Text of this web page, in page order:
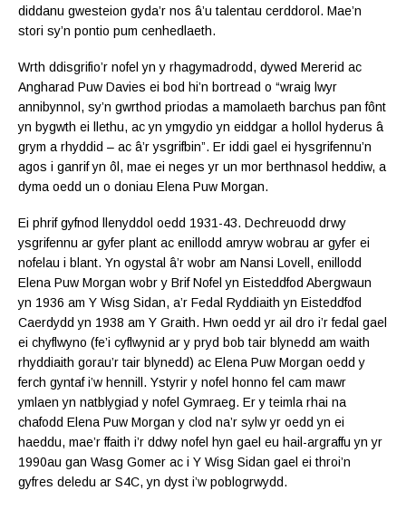
diddanu gwesteion gyda’r nos â’u talentau cerddorol. Mae’n
stori sy’n pontio pum cenhedlaeth.
Wrth ddisgrifio’r nofel yn y rhagymadrodd, dywed Mererid ac
Angharad Puw Davies ei bod hi’n bortread o “wraig lwyr
annibynnol, sy’n gwrthod priodas a mamolaeth barchus pan fônt
yn bygwth ei llethu, ac yn ymgydio yn eiddgar a hollol hyderus â
grym a rhyddid – ac â’r ysgrifbin”. Er iddi gael ei hysgrifennu’n
agos i ganrif yn ôl, mae ei neges yr un mor berthnasol heddiw, a
dyma oedd un o doniau Elena Puw Morgan.
Ei phrif gyfnod llenyddol oedd 1931-43. Dechreuodd drwy
ysgrifennu ar gyfer plant ac enillodd amryw wobrau ar gyfer ei
nofelau i blant. Yn ogystal â’r wobr am Nansi Lovell, enillodd
Elena Puw Morgan wobr y Brif Nofel yn Eisteddfod Abergwaun
yn 1936 am Y Wisg Sidan, a’r Fedal Ryddiaith yn Eisteddfod
Caerdydd yn 1938 am Y Graith. Hwn oedd yr ail dro i’r fedal gael
ei chyflwyno (fe’i cyflwynid ar y pryd bob tair blynedd am waith
rhyddiaith gorau’r tair blynedd) ac Elena Puw Morgan oedd y
ferch gyntaf i’w hennill. Ystyrir y nofel honno fel cam mawr
ymlaen yn natblygiad y nofel Gymraeg. Er y teimla rhai na
chafodd Elena Puw Morgan y clod na’r sylw yr oedd yn ei
haeddu, mae’r ffaith i’r ddwy nofel hyn gael eu hail-argraffu yn yr
1990au gan Wasg Gomer ac i Y Wisg Sidan gael ei throi’n
gyfres deledu ar S4C, yn dyst i’w poblogrwydd.